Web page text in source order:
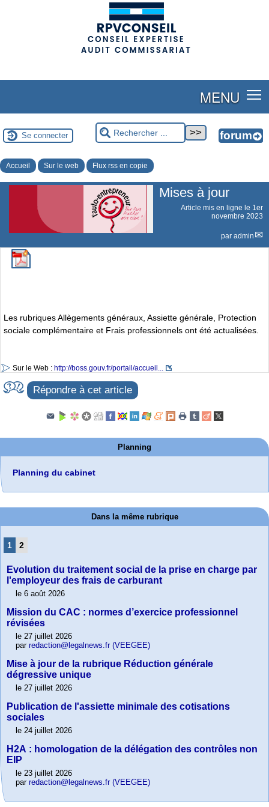
MENU
Se connecter
Accueil Sur le web Flux rss en copie
Mises à jour
Article mis en ligne le 1er
novembre 2023
par admin
Les rubriques Allègements généraux, Assiette générale, Protection
sociale complémentaire et Frais professionnels ont été actualisées.
Sur le Web : http://boss.gouv.fr/portail/accueil...
Répondre à cet article
Planning
Planning du cabinet
Dans la même rubrique
1 2
Evolution du traitement social de la prise en charge par
l'employeur des frais de carburant
le 6 août 2026
Mission du CAC : normes d’exercice professionnel
révisées
le 27 juillet 2026
par redaction@legalnews.fr (VEEGEE)
Mise à jour de la rubrique Réduction générale
dégressive unique
le 27 juillet 2026
Publication de l'assiette minimale des cotisations
sociales
le 24 juillet 2026
H2A : homologation de la délégation des contrôles non
EIP
le 23 juillet 2026
par redaction@legalnews.fr (VEEGEE)